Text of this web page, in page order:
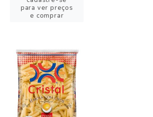
para ver preços
e comprar